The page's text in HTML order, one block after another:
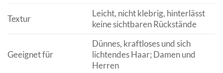
Textur
Leicht, nicht klebrig, hinterlässt
keine sichtbaren Rückstände
Geeignet für
Dünnes, kraftloses und sich
lichtendes Haar; Damen und
Herren